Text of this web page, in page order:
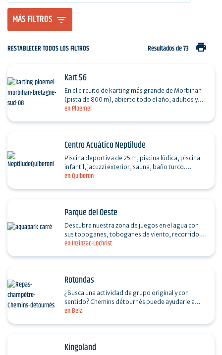
MÁS FILTROS
RESTABLECER TODOS LOS FILTROS Resultados de 73 print
en Ploemel
Kart 56
En el circuito de karting más grande de Morbihan
(pista de 800 m), abierto todo el año, adultos y
juniors a partir de 7 años desafían al reloj en…
en Quiberon
Centro Acuático Neptilude
Piscina deportiva de 25 m, piscina lúdica, piscina
infantil, jacuzzi exterior, sauna, baño turco.
Animación nocturna los martes y viernes de 19.30
en Inzinzac-Lochrist
Parque del Oeste
Descubra nuestra zona de juegos en el agua con
sus toboganes, toboganes de viento, recorrido y
rocódromo... ¡Diversión garantizada para
en Belz
Rotondas
¿Busca una actividad de grupo original y con
sentido? Chemins détournés puede ayudarle a
sumergirse en la región de Morbihan, ofreciéndole
Kingoland